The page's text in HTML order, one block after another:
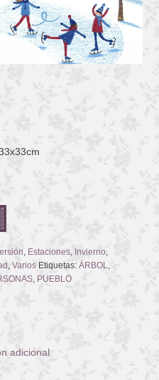
Estaciones, Invierno,
Varios Etiquetas: ÁRBOL
, PUEBLO
adicional